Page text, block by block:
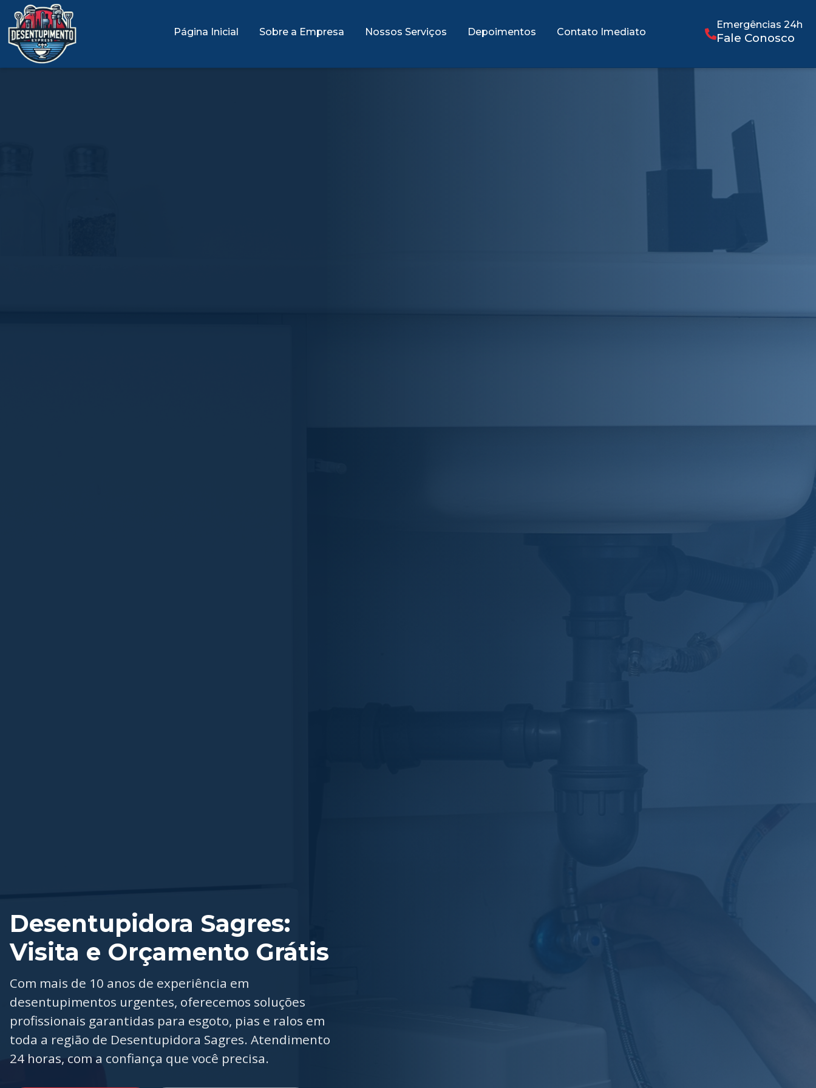
Página Inicial Sobre a Empresa Nossos Serviços Depoimentos Contato Imediato
Emergências 24h
Fale Conosco
Desentupidora Sagres:
Visita e Orçamento Grátis
Com mais de 10 anos de experiência em
desentupimentos urgentes, oferecemos soluções
profissionais garantidas para esgoto, pias e ralos em
toda a região de Desentupidora Sagres. Atendimento
24 horas, com a confiança que você precisa.